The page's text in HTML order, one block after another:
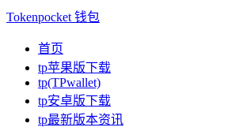
Tokenpocket 钱包
首页
tp苹果版下载
tp(TPwallet)
tp安卓版下载
tp最新版本资讯